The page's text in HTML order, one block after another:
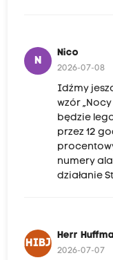
N
Nico
2026-07-08
Idźmy
wzór
będzie
przez 12
numery
działanie
HHIBJP
Herr
2026-07-07